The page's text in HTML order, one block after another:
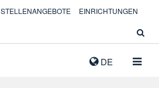
DE
STELLENANGEBOTE EINRICHTUNGEN